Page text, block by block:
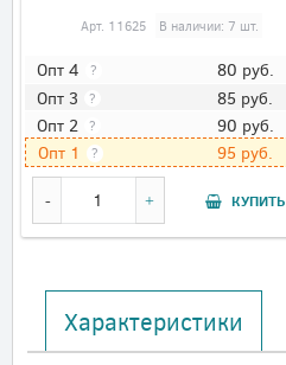
Арт. 11625 В наличии: 7 шт.
Опт 4 ? 80 руб.
Опт 3 ? 85 руб.
Опт 2 ? 90 руб.
Опт 1 ? 95 руб.
КУПИТЬ
Характеристики